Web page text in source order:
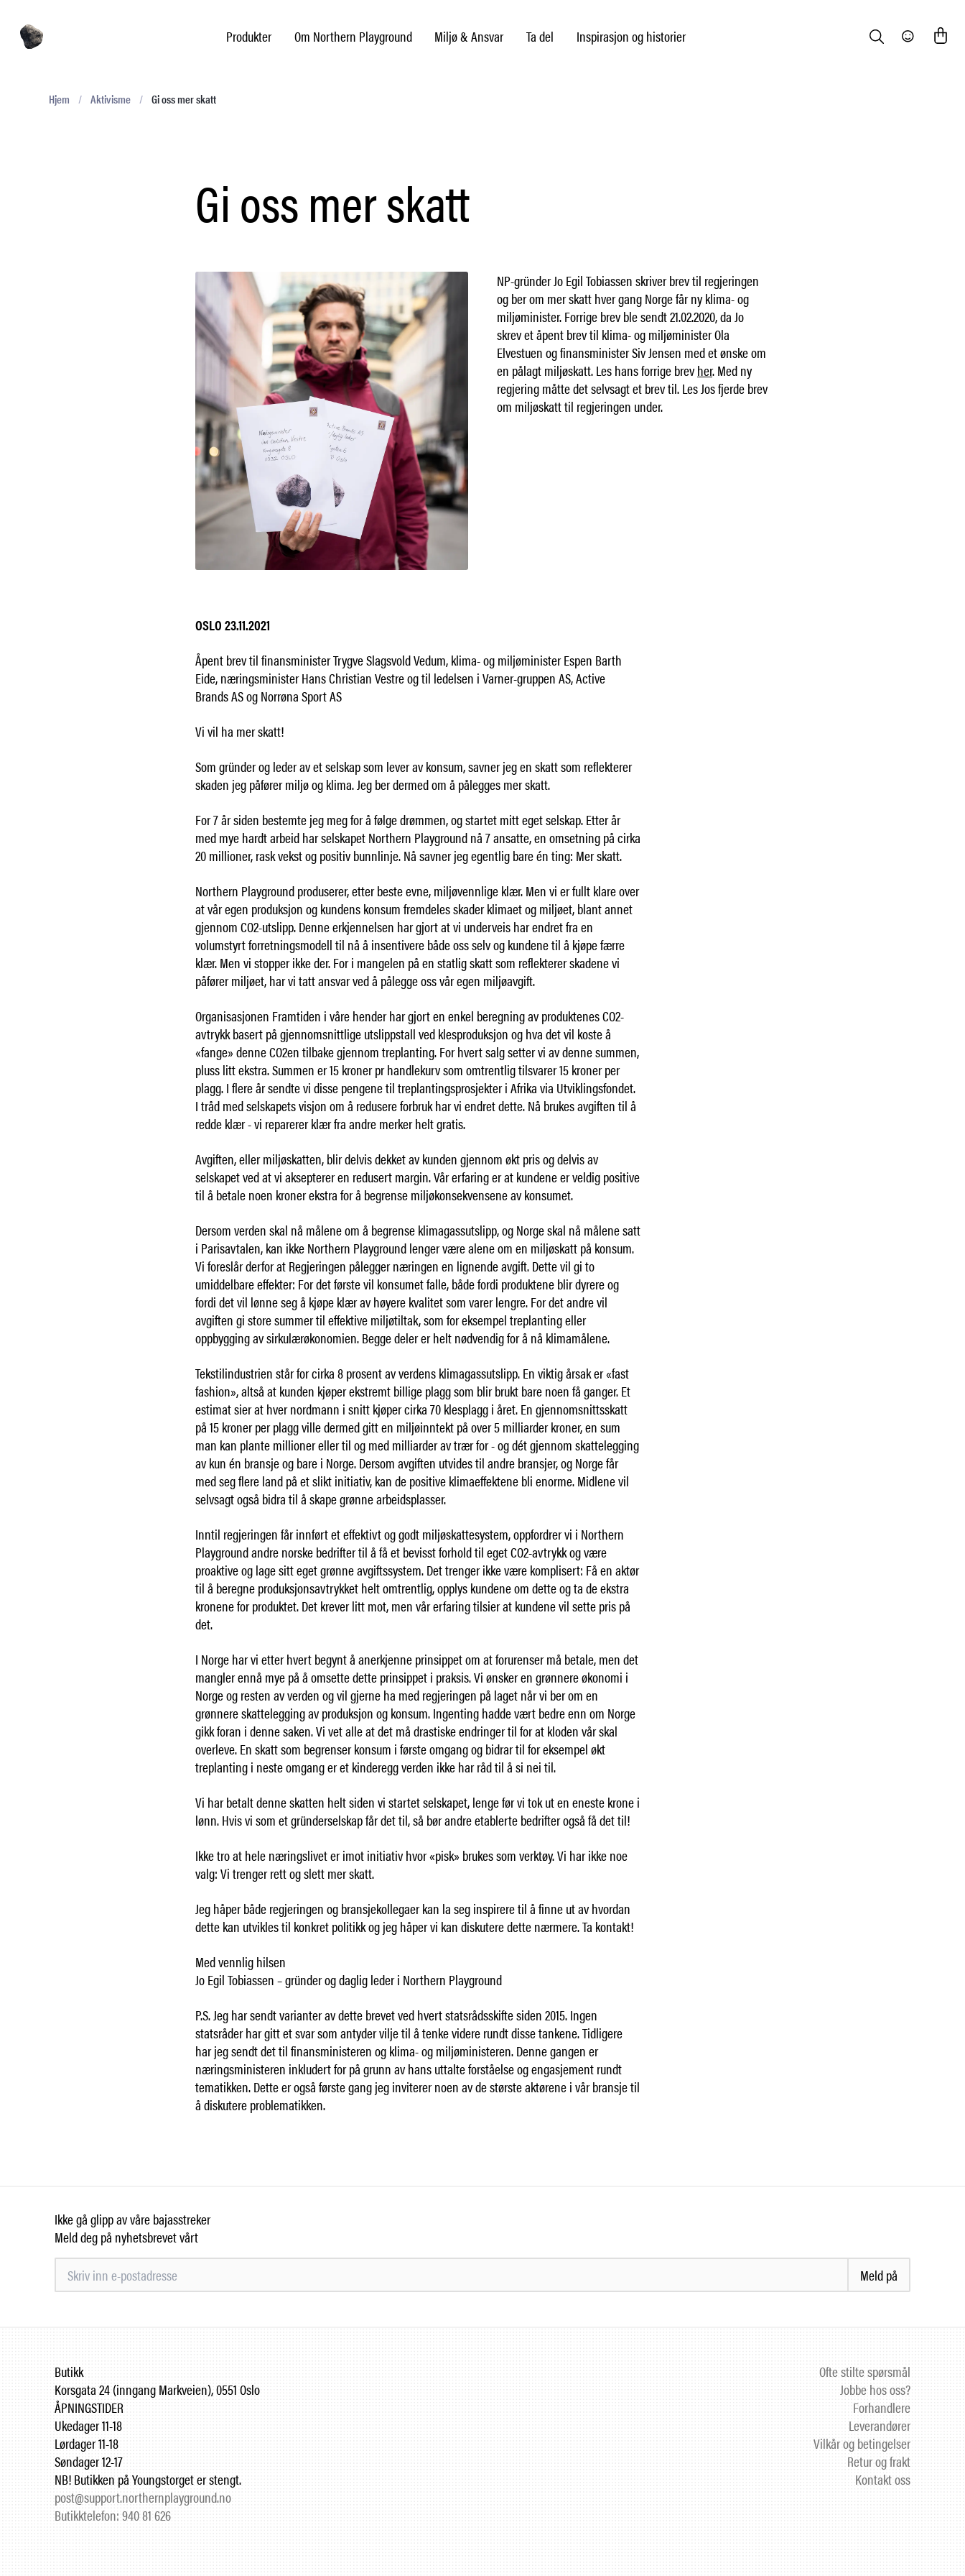
Produkter Miljø & Ansvar Ta del Inspirasjon og historier
Om Northern Playground Search Community
Hjem / Aktivisme / Gi oss mer skatt
Gi oss mer skatt
NP-gründer Jo Egil Tobiassen skriver brev til regjeringen
og ber om mer skatt hver gang Norge får ny klima- og
miljøminister. Forrige brev ble sendt 21.02.2020, da Jo
skrev et åpent brev til klima- og miljøminister Ola
Elvestuen og finansminister Siv Jensen med et ønske om
en pålagt miljøskatt. Les hans forrige brevher. Med ny
regjering måtte det selvsagt et brev til. Les Jos fjerde brev
om miljøskatt til regjeringen under.
OSLO 23.11.2021
Åpent brev til finansminister Trygve Slagsvold Vedum, klima- og miljøminister Espen Barth
Eide, næringsminister Hans Christian Vestre og til ledelsen i Varner-gruppen AS, Active
Brands AS og Norrøna Sport AS
Vi vil ha mer skatt!
Som gründer og leder av et selskap som lever av konsum, savner jeg en skatt som reflekterer
skaden jeg påfører miljø og klima. Jeg ber dermed om å pålegges mer skatt.
For 7 år siden bestemte jeg meg for å følge drømmen, og startet mitt eget selskap. Etter år
med mye hardt arbeid har selskapet Northern Playground nå 7 ansatte, en omsetning på cirka
20 millioner, rask vekst og positiv bunnlinje. Nå savner jeg egentlig bare én ting: Mer skatt.
Northern Playground produserer, etter beste evne, miljøvennlige klær. Men vi er fullt klare over
at vår egen produksjon og kundens konsum fremdeles skader klimaet og miljøet, blant annet
gjennom CO2-utslipp. Denne erkjennelsen har gjort at vi underveis har endret fra en
volumstyrt forretningsmodell til nå å insentivere både oss selv og kundene til å kjøpe færre
klær. Men vi stopper ikke der. For i mangelen på en statlig skatt som reflekterer skadene vi
påfører miljøet, har vi tatt ansvar ved å pålegge oss vår egen miljøavgift.
Organisasjonen Framtiden i våre hender har gjort en enkel beregning av produktenes CO2-
avtrykk basert på gjennomsnittlige utslippstall ved klesproduksjon og hva det vil koste å
«fange» denne CO2en tilbake gjennom treplanting. For hvert salg setter vi av denne summen,
pluss litt ekstra. Summen er 15 kroner pr handlekurv som omtrentlig tilsvarer 15 kroner per
plagg. I flere år sendte vi disse pengene til treplantingsprosjekter i Afrika via Utviklingsfondet.
I tråd med selskapets visjon om å redusere forbruk har vi endret dette. Nå brukes avgiften til å
redde klær - vi reparerer klær fra andre merker helt gratis.
Avgiften, eller miljøskatten, blir delvis dekket av kunden gjennom økt pris og delvis av
selskapet ved at vi aksepterer en redusert margin. Vår erfaring er at kundene er veldig positive
til å betale noen kroner ekstra for å begrense miljøkonsekvensene av konsumet.
Dersom verden skal nå målene om å begrense klimagassutslipp, og Norge skal nå målene satt
i Parisavtalen, kan ikke Northern Playground lenger være alene om en miljøskatt på konsum.
Vi foreslår derfor at Regjeringen pålegger næringen en lignende avgift. Dette vil gi to
umiddelbare effekter: For det første vil konsumet falle, både fordi produktene blir dyrere og
fordi det vil lønne seg å kjøpe klær av høyere kvalitet som varer lengre. For det andre vil
avgiften gi store summer til effektive miljøtiltak, som for eksempel treplanting eller
oppbygging av sirkulærøkonomien. Begge deler er helt nødvendig for å nå klimamålene.
Tekstilindustrien står for cirka 8 prosent av verdens klimagassutslipp. En viktig årsak er «fast
fashion», altså at kunden kjøper ekstremt billige plagg som blir brukt bare noen få ganger. Et
estimat sier at hver nordmann i snitt kjøper cirka 70 klesplagg i året. En gjennomsnittsskatt
på 15 kroner per plagg ville dermed gitt en miljøinntekt på over 5 milliarder kroner, en sum
man kan plante millioner eller til og med milliarder av trær for - og dét gjennom skattelegging
av kun én bransje og bare i Norge. Dersom avgiften utvides til andre bransjer, og Norge får
med seg flere land på et slikt initiativ, kan de positive klimaeffektene bli enorme. Midlene vil
selvsagt også bidra til å skape grønne arbeidsplasser.
Inntil regjeringen får innført et effektivt og godt miljøskattesystem, oppfordrer vi i Northern
Playground andre norske bedrifter til å få et bevisst forhold til eget CO2-avtrykk og være
proaktive og lage sitt eget grønne avgiftssystem. Det trenger ikke være komplisert: Få en aktør
til å beregne produksjonsavtrykket helt omtrentlig, opplys kundene om dette og ta de ekstra
kronene for produktet. Det krever litt mot, men vår erfaring tilsier at kundene vil sette pris på
det.
I Norge har vi etter hvert begynt å anerkjenne prinsippet om at forurenser må betale, men det
mangler ennå mye på å omsette dette prinsippet i praksis. Vi ønsker en grønnere økonomi i
Norge og resten av verden og vil gjerne ha med regjeringen på laget når vi ber om en
grønnere skattelegging av produksjon og konsum. Ingenting hadde vært bedre enn om Norge
gikk foran i denne saken. Vi vet alle at det må drastiske endringer til for at kloden vår skal
overleve. En skatt som begrenser konsum i første omgang og bidrar til for eksempel økt
treplanting i neste omgang er et kinderegg verden ikke har råd til å si nei til.
Vi har betalt denne skatten helt siden vi startet selskapet, lenge før vi tok ut en eneste krone i
lønn. Hvis vi som et gründerselskap får det til, så bør andre etablerte bedrifter også få det til!
Ikke tro at hele næringslivet er imot initiativ hvor «pisk» brukes som verktøy. Vi har ikke noe
valg: Vi trenger rett og slett mer skatt.
Jeg håper både regjeringen og bransjekollegaer kan la seg inspirere til å finne ut av hvordan
dette kan utvikles til konkret politikk og jeg håper vi kan diskutere dette nærmere. Ta kontakt!
Med vennlig hilsen
Jo Egil Tobiassen – gründer og daglig leder i Northern Playground
P.S. Jeg har sendt varianter av dette brevet ved hvert statsrådsskifte siden 2015. Ingen
statsråder har gitt et svar som antyder vilje til å tenke videre rundt disse tankene. Tidligere
har jeg sendt det til finansministeren og klima- og miljøministeren. Denne gangen er
næringsministeren inkludert for på grunn av hans uttalte forståelse og engasjement rundt
tematikken. Dette er også første gang jeg inviterer noen av de største aktørene i vår bransje til
å diskutere problematikken.
Ikke gå glipp av våre bajasstreker
Meld deg på nyhetsbrevet vårt
Meld på
Butikk
Korsgata 24 (inngang Markveien), 0551 Oslo
ÅPNINGSTIDER
Ukedager 11-18
Lørdager 11-18
Søndager 12-17
NB! Butikken på Youngstorget er stengt.
post@support.northernplayground.no
Butikktelefon: 940 81 626
Ofte stilte spørsmål
Jobbe hos oss?
Forhandlere
Leverandører
Vilkår og betingelser
Retur og frakt
Kontakt oss